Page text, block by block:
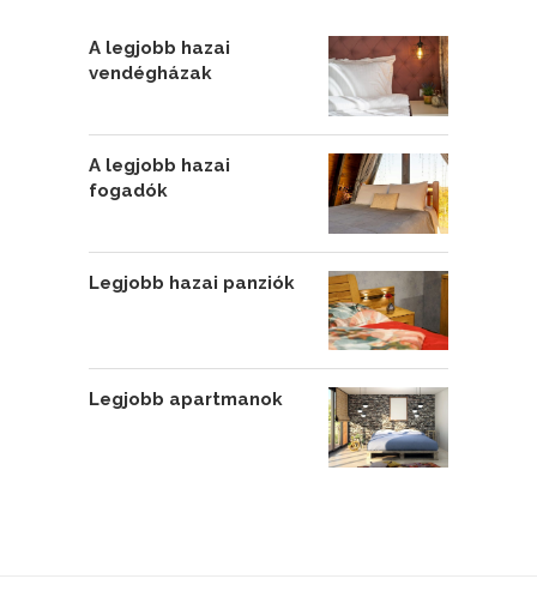
A legjobb hazai
vendégházak
A legjobb hazai
fogadók
Legjobb hazai panziók
Legjobb apartmanok